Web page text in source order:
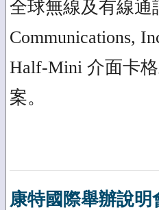
全球無線及有線通
Communications,
Half-Mini 介面卡
案。
康特國際舉辦說